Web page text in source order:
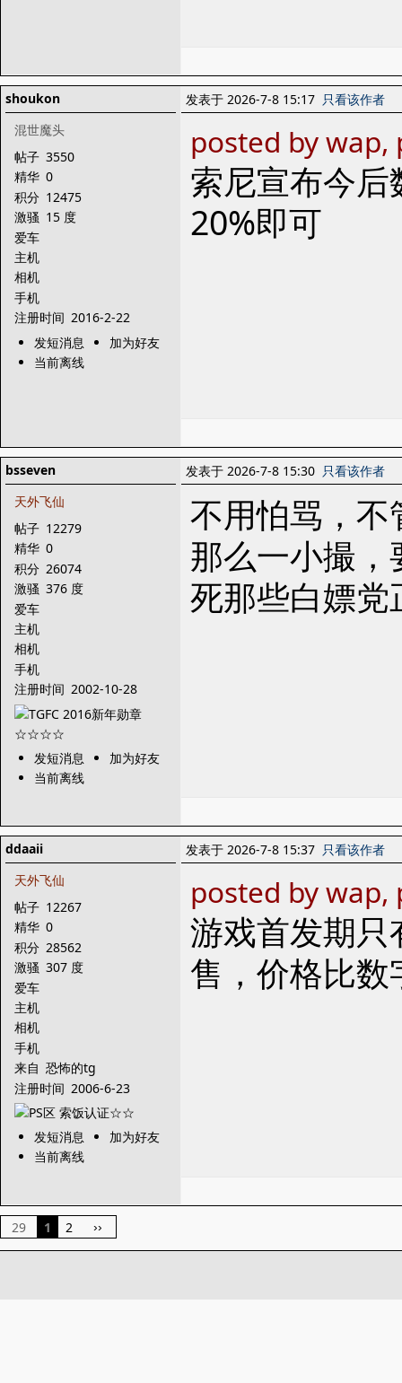
shoukon
混世魔头
帖子 3550
精华 0
积分 12475
激骚 15 度
爱车
主机
相机
手机
注册时间 2016-2-22
发短消息
加为好友
当前离线
发表于 2026-7-8 15:17 只看该作者
posted by
索尼宣布今
20%即可
bsseven
天外飞仙
帖子 12279
精华 0
积分 26074
激骚 376 度
爱车
主机
相机
手机
注册时间 2002-10-28
发短消息
加为好友
当前离线
发表于 2026-7-8 15:30 只看该作者
不用怕骂，
那么一小撮
死那些白嫖党
ddaaii
天外飞仙
帖子 12267
精华 0
积分 28562
激骚 307 度
爱车
主机
相机
手机
来自 恐怖的tg
注册时间 2006-6-23
发短消息
加为好友
当前离线
发表于 2026-7-8 15:37 只看该作者
posted by
游戏首发期
售，价格比
29 1 2 ››